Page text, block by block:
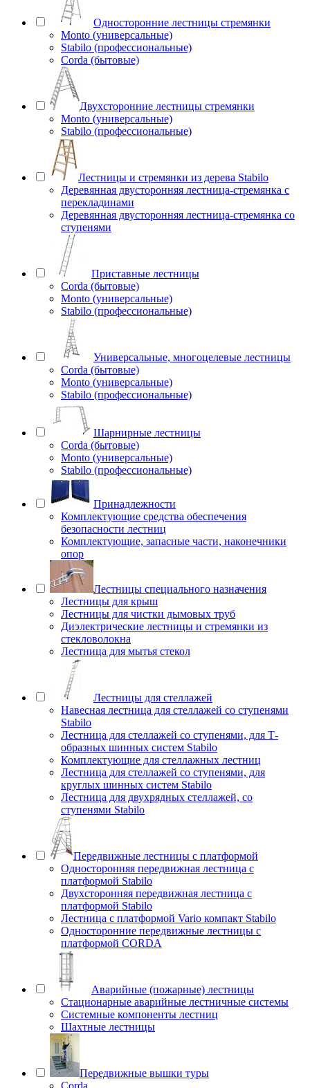
Односторонние лестницы стремянки
Monto (универсальные)
Stabilo (профессиональные)
Corda (бытовые)
Двухсторонние лестницы стремянки
Monto (универсальные)
Stabilo (профессиональные)
Лестницы и стремянки из дерева Stabilo
Деревянная двусторонняя лестница-стремянка с
перекладинами
Деревянная двусторонняя лестница-стремянка со
ступенями
Приставные лестницы
Corda (бытовые)
Monto (универсальные)
Stabilo (профессиональные)
Универсальные, многоцелевые лестницы
Corda (бытовые)
Monto (универсальные)
Stabilo (профессиональные)
Шарнирные лестницы
Corda (бытовые)
Monto (универсальные)
Stabilo (профессиональные)
Принадлежности
Комплектующие средства обеспечения
безопасности лестниц
Комплектующие, запасные части, наконечники
опор
Лестницы специального назначения
Лестницы для крыш
Лестницы для чистки дымовых труб
Диэлектрические лестницы и стремянки из
стекловолокна
Лестница для мытья стекол
Лестницы для стеллажей
Навесная лестница для стеллажей со ступенями
Stabilo
Лестница для стеллажей со ступенями, для Т-
образных шинных систем Stabilo
Комплектующие для стеллажных лестниц
Лестница для стеллажей со ступенями, для
круглых шинных систем Stabilo
Лестница для двухрядных стеллажей, со
ступенями Stabilo
Передвижные лестницы с платформой
Односторонняя передвижная лестница с
платформой Stabilo
Двухсторонняя передвижная лестница с
платформой Stabilo
Лестница с платформой Vario компакт Stabilo
Односторонние передвижные лестницы с
платформой CORDA
Аварийные (пожарные) лестницы
Стационарные аварийные лестничные системы
Системные компоненты лестниц
Шахтные лестницы
Передвижные вышки туры